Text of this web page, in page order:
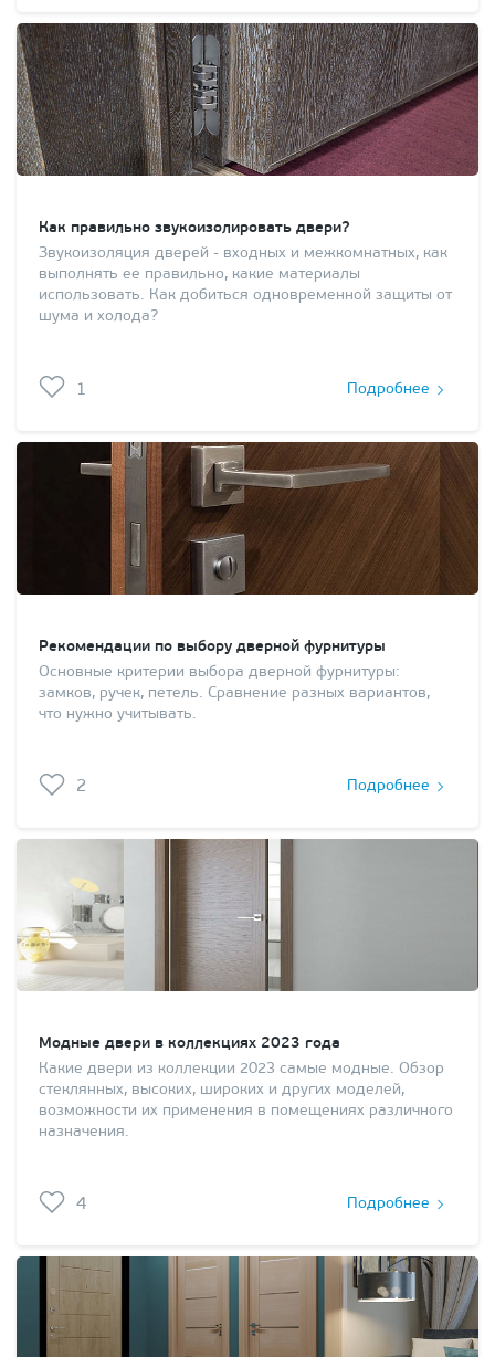
Как правильно звукоизолировать двери?
Звукоизоляция дверей - входных и межкомнатных, как
выполнять ее правильно, какие материалы
использовать. Как добиться одновременной защиты от
шума и холода?
1 Подробнее
Рекомендации по выбору дверной фурнитуры
Основные критерии выбора дверной фурнитуры:
замков, ручек, петель. Сравнение разных вариантов,
что нужно учитывать.
2 Подробнее
Модные двери в коллекциях 2023 года
Какие двери из коллекции 2023 самые модные. Обзор
стеклянных, высоких, широких и других моделей,
возможности их применения в помещениях различного
назначения.
4 Подробнее